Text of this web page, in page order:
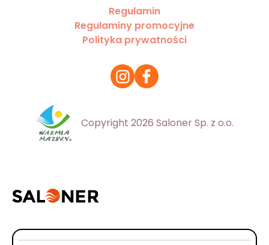
Regulamin
Regulaminy promocyjne
Polityka prywatności
Copyright 2026 Saloner Sp. z o.o.